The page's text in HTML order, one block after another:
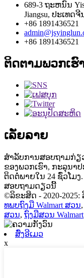
689-3 ຖະຫນົນ
Jiangsu, ປະເທດຈີ
+86 1891436521
+86 1891436521
ຕິດຕາມພວກເຮົ
ເລັ່ຍລາຍ
ສໍາລັບການສອບຖາມກ່
ຂອງພວກເຮົາ, ກະລຸນາ
ຕິດຕໍ່ພາຍໃນ 24 ຊົ່ວໂມງ.
ສອບຖາມດຽວນີ້
©ລິຂະສິດ - 2020-2025:
ທພບຖົງມື Walmart ສວນ,
ສວນ, ຖົງມືສວນ Walmart
ສົ່ງອີເມວ
x